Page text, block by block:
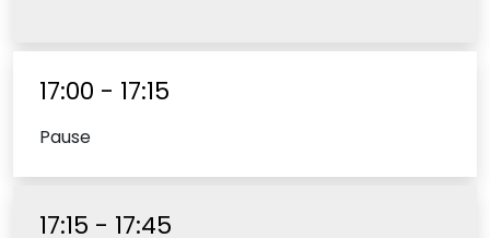
17:00 - 17:15
Pause
17:15 - 17:45